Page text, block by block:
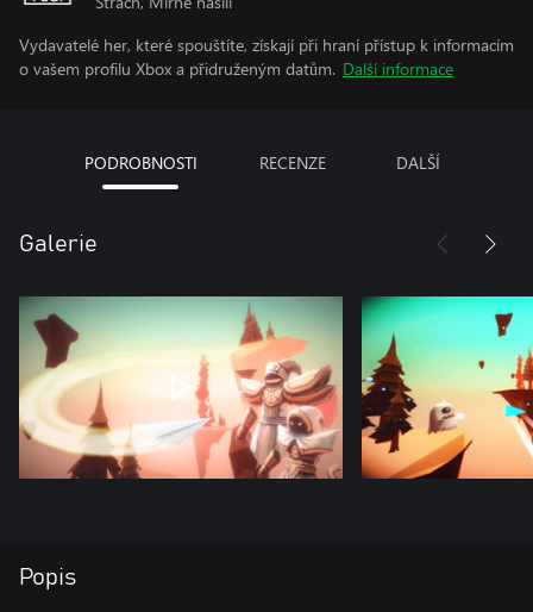
Vydavatelé her, které spouštíte, získají při hraní přístup k informacím
o vašem profilu Xbox a přidruženým datům. Další informace
PODROBNOSTI RECENZE DALŠÍ
Galerie
Popis